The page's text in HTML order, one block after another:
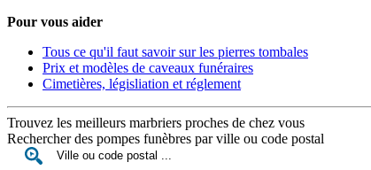
Pour vous aider
Tous ce qu'il faut savoir sur les pierres tombales
Prix et modèles de caveaux funéraires
Cimetières, législiation et réglement
Trouvez les meilleurs marbriers proches de chez vous
Rechercher des pompes funèbres par ville ou code postal